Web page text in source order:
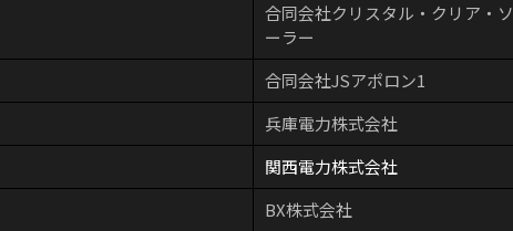
合同会社クリスタル・クリア・ソ
ーラー
合同会社JSアポロン1
兵庫電力株式会社
関西電力株式会社
BX株式会社